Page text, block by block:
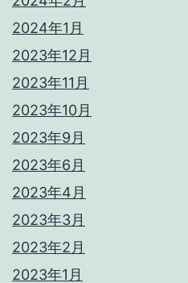
2024年1月
2023年12月
2023年11月
2023年10月
2023年9月
2023年6月
2023年4月
2023年3月
2023年2月
2023年1月